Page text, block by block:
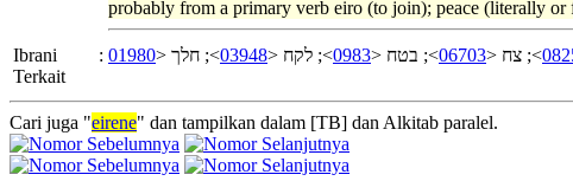
probably from a primary verb eiro (to join); peace (literally
Ibrani
Terkait
: >; צח <06703>; בטח <0983>; לקח <03948>; חלך <01980
Cari juga "eirene" dan tampilkan dalam [TB] dan Alkitab paralel.